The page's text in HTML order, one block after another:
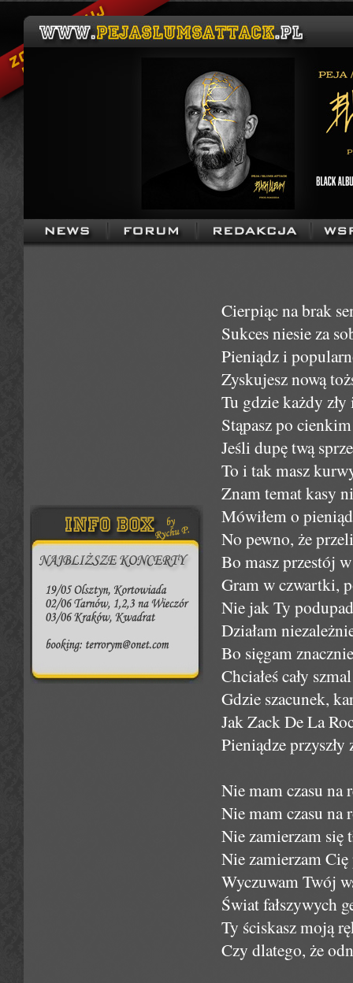
Cierpiąc na brak
Sukces niesie za
Pieniądz i
Zyskujesz nową
Tu gdzie każdy
Stąpasz po
Jeśli dupę twą
To i tak masz
Znam temat kasy
Mówiłem o
No pewno, że
Bo masz przestój
Gram w czwartki,
Nie jak Ty
Działam
Bo sięgam
Chciałeś cały
Gdzie szacunek,
Jak Zack De La
Pieniądze przyszły
Nie mam czasu na
Nie mam czasu
Nie zamierzam się
Nie zamierzam
Wyczuwam Twój
Świat fałszywych
Ty ściskasz moją
Czy dlatego, że